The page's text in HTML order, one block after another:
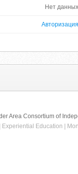
Нет данных
Авторизация
Area Consortium of
Experiential Education |